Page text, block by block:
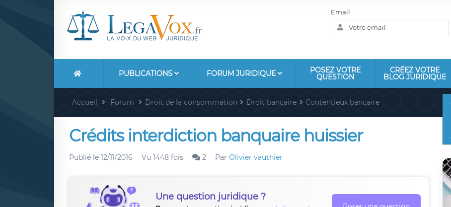
Email
PUBLICATIONS FORUM JURIDIQUE POSEZ VOTRE
QUESTION
CRÉEZ VOTRE
BLOG JURIDIQUE
Accueil Forum Droit de la consommation Droit bancaire Contentieux bancaire
Crédits interdiction banquaire huissier
Publié le 12/11/2016 Vu 1448 fois 2 Par Olivier vauthier
Une question juridique ?